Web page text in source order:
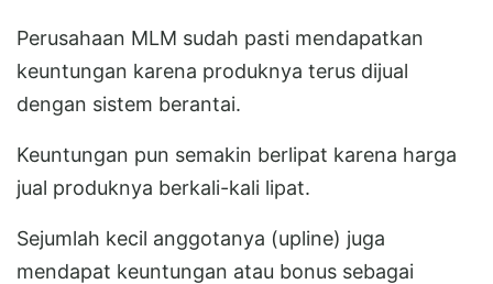
Perusahaan MLM sudah pasti mendapatkan
keuntungan karena produknya terus dijual
dengan sistem berantai.
Keuntungan pun semakin berlipat karena harga
jual produknya berkali-kali lipat.
Sejumlah kecil anggotanya (upline) juga
mendapat keuntungan atau bonus sebagai